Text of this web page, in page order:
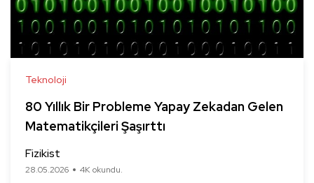
Teknoloji
80 Yıllık Bir Probleme Yapay Zekadan Gelen
Matematikçileri Şaşırttı
Fizikist
28.05.2026 4K okundu.